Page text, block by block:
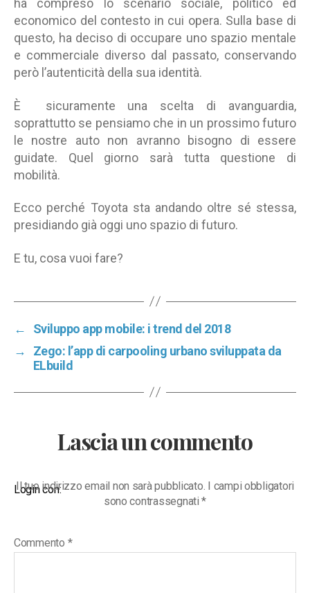
ha compreso lo scenario sociale, politico ed
economico del contesto in cui opera. Sulla base di
questo, ha deciso di occupare uno spazio mentale
e commerciale diverso dal passato, conservando
però l’autenticità della sua identità.
È sicuramente una scelta di avanguardia,
soprattutto se pensiamo che in un prossimo futuro
le nostre auto non avranno bisogno di essere
guidate. Quel giorno sarà tutta questione di
mobilità.
Ecco perché Toyota sta andando oltre sé stessa,
presidiando già oggi uno spazio di futuro.
E tu, cosa vuoi fare?
←
Sviluppo app mobile: i trend del 2018
→
Zego: l’app di carpooling urbano sviluppata da
ELbuild
Lascia un commento
Login con:
Il tuo indirizzo email non sarà pubblicato. I campi obbligatori
sono contrassegnati*
Commento *